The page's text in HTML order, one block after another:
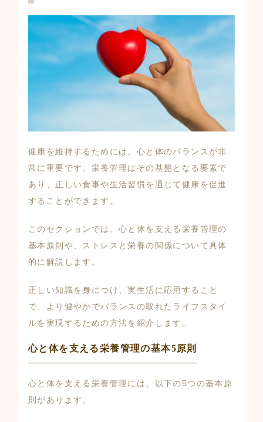
健康を維持するためには、心と体のバランスが非
常に重要です。栄養管理はその基盤となる要素で
あり、正しい食事や生活習慣を通じて健康を促進
することができます。
このセクションでは、心と体を支える栄養管理の
基本原則や、ストレスと栄養の関係について具体
的に解説します。
正しい知識を身につけ、実生活に応用すること
で、より健やかでバランスの取れたライフスタイ
ルを実現するための方法を紹介します。
心と体を支える栄養管理の基本5原則
心と体を支える栄養管理には、以下の5つの基本原
則があります。